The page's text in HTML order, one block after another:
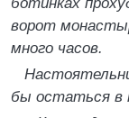
ворот
много часов.
бы остаться в